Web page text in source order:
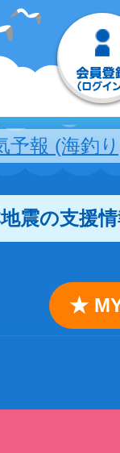
予報 (海釣
震の支援
★